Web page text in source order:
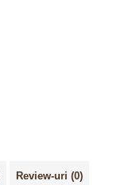
Review-uri (0)